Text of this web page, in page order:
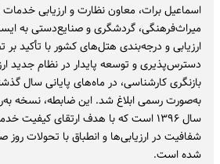
اسماعیل برات، معاون نظارت و ارزیابی
میراث‌فرهنگی، گردشگری و صنایع‌دستی به
ارزیابی و درجه‌بندی هتل‌های کشور با تأکید
دسترس‌پذیری و توسعه پایدار در نظام جدید
بازنگری کارشناسی، در ماه‌های پایانی سال
به‌صورت رسمی ابلاغ شد. این ضابطه، نسخه
سال ۱۳۹۶ است که با هدف ارتقای کیفیت
شفافیت در ارزیابی‌ها و انطباق با تحولات
شده است.